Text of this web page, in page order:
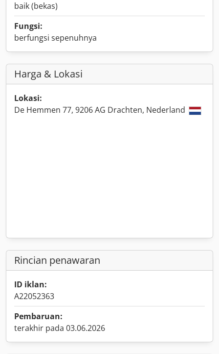
baik (bekas)
Fungsi:
berfungsi sepenuhnya
Harga & Lokasi
Lokasi:
De Hemmen 77, 9206 AG Drachten, Nederland
Rincian penawaran
ID iklan:
A22052363
Pembaruan:
terakhir pada 03.06.2026